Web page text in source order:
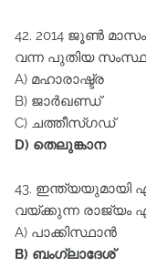
42. 2014 ജൂൺ
വന്ന പുതിയ
A) മഹാരാഷ്ട്ര
B) ജാർഖണ്ഡ്‌
C) ചത്തീസ്ഗഡ്‌
D) തെലുങ്കാന
43. ഇന്ത്യയുമായി
വയ്ക്കുന്ന രാജ്യം
A) പാക്കിസ്ഥാൻ
B) ബംഗ്ലാദേശ്‌